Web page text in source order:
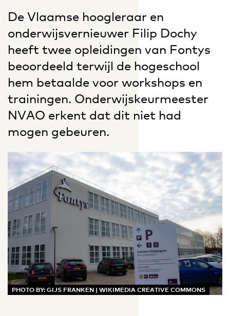
De Vlaamse hoogleraar en
onderwijsvernieuwer Filip Dochy
heeft twee opleidingen van Fontys
beoordeeld terwijl de hogeschool
hem betaalde voor workshops en
trainingen. Onderwijskeurmeester
NVAO erkent dat dit niet had
mogen gebeuren.
PHOTO BY: GIJS FRANKEN | WIKIMEDIA CREATIVE COMMONS